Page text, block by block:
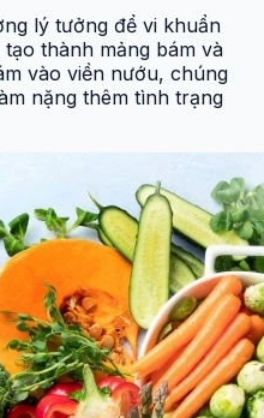
lý tưởng để vi khuẩn
thành mảng bám và
vào viền nướu, chúng
nặng thêm tình trạng